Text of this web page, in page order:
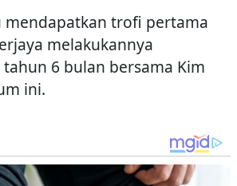
mendapatkan trofi pertama
melakukannya
6 bulan bersama Kim
ini.